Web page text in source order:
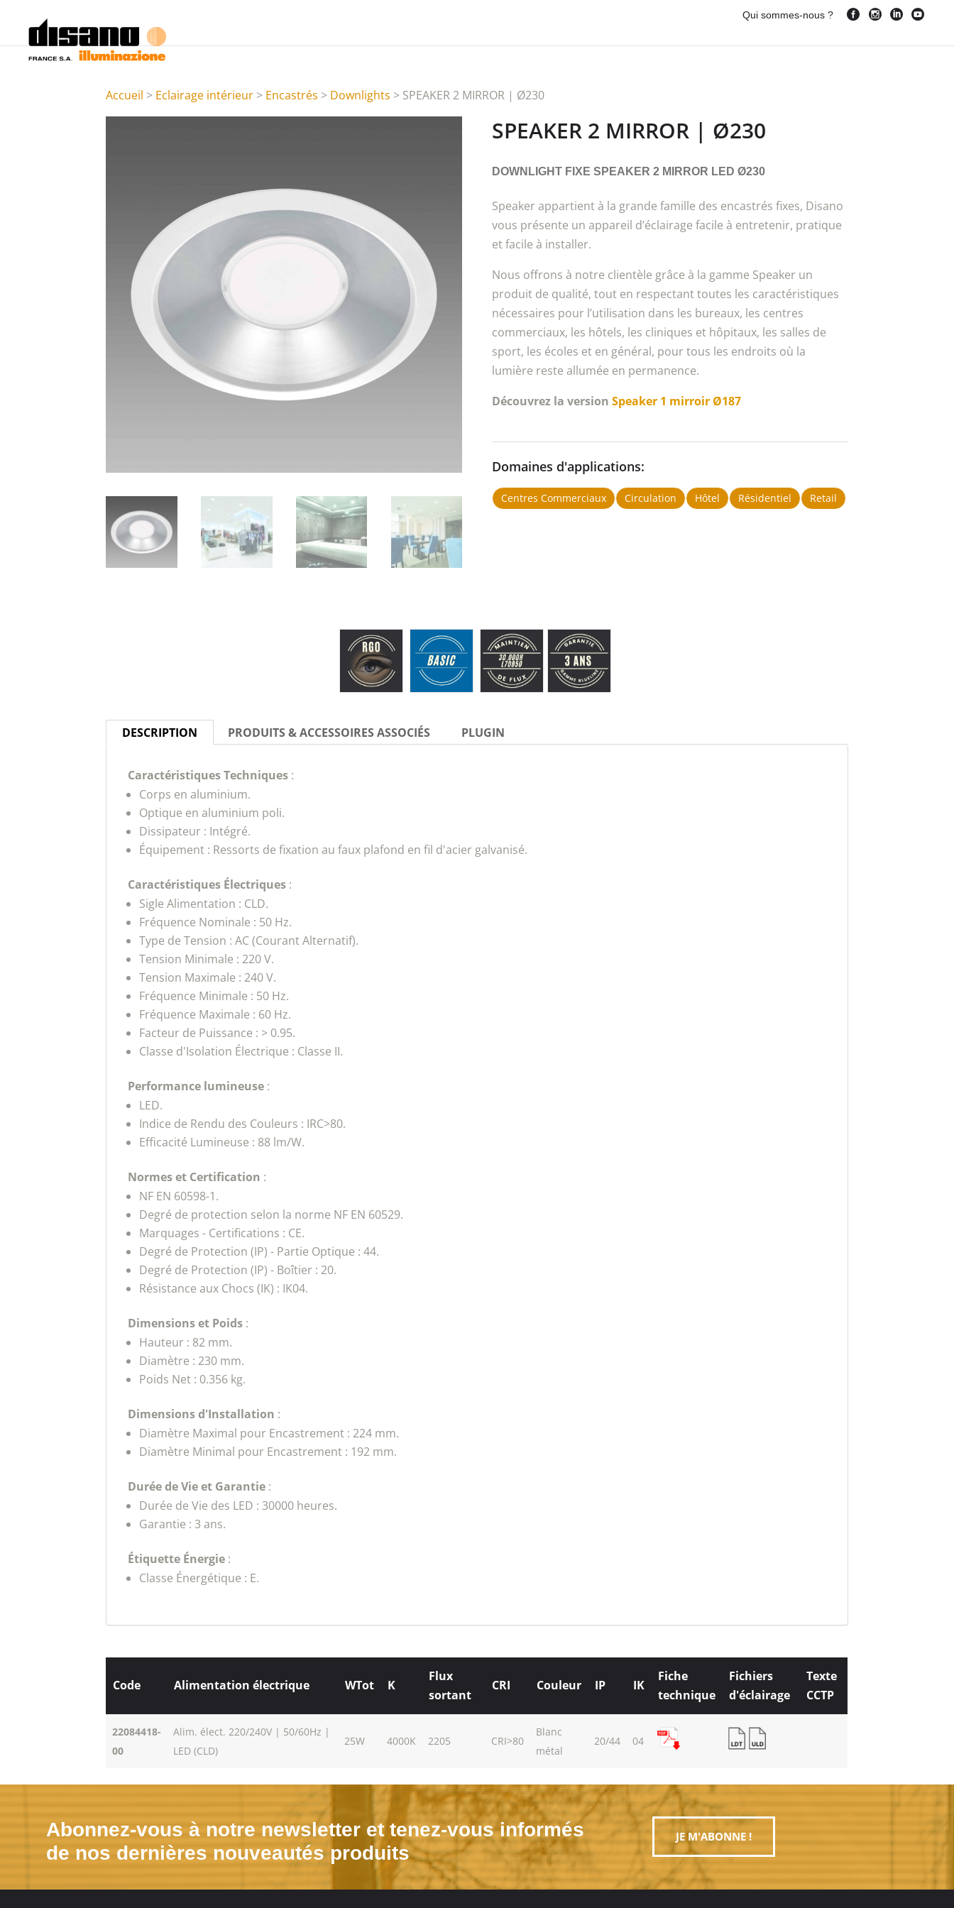
Qui sommes-nous ?
Accueil > Eclairage intérieur > Encastrés > Downlights > SPEAKER 2 MIRROR | Ø230
SPEAKER 2 MIRROR | Ø230
DOWNLIGHT FIXE SPEAKER 2 MIRROR LED Ø230
Speaker appartient à la grande famille des encastrés fixes, Disano
vous présente un appareil d’éclairage facile à entretenir, pratique
et facile à installer.
Nous offrons à notre clientèle grâce à la gamme Speaker un
produit de qualité, tout en respectant toutes les caractéristiques
nécessaires pour l’utilisation dans les bureaux, les centres
commerciaux, les hôtels, les cliniques et hôpitaux, les salles de
sport, les écoles et en général, pour tous les endroits où la
lumière reste allumée en permanence.
Découvrez la version Speaker 1 mirroir Ø187
Domaines d'applications:
Centres Commerciaux Circulation Hôtel Résidentiel Retail
DESCRIPTION PRODUITS & ACCESSOIRES ASSOCIÉS PLUGIN
Caractéristiques Techniques :
Corps en aluminium.
Optique en aluminium poli.
Dissipateur : Intégré.
Équipement : Ressorts de fixation au faux plafond en fil d'acier galvanisé.
Caractéristiques Électriques :
Sigle Alimentation : CLD.
Fréquence Nominale : 50 Hz.
Type de Tension : AC (Courant Alternatif).
Tension Minimale : 220 V.
Tension Maximale : 240 V.
Fréquence Minimale : 50 Hz.
Fréquence Maximale : 60 Hz.
Facteur de Puissance : > 0.95.
Classe d'Isolation Électrique : Classe II.
Performance lumineuse :
LED.
Indice de Rendu des Couleurs : IRC>80.
Efficacité Lumineuse : 88 lm/W.
Normes et Certification :
NF EN 60598-1.
Degré de protection selon la norme NF EN 60529.
Marquages - Certifications : CE.
Degré de Protection (IP) - Partie Optique : 44.
Degré de Protection (IP) - Boîtier : 20.
Résistance aux Chocs (IK) : IK04.
Dimensions et Poids :
Hauteur : 82 mm.
Diamètre : 230 mm.
Poids Net : 0.356 kg.
Dimensions d'Installation :
Diamètre Maximal pour Encastrement : 224 mm.
Diamètre Minimal pour Encastrement : 192 mm.
Durée de Vie et Garantie :
Durée de Vie des LED : 30000 heures.
Garantie : 3 ans.
Étiquette Énergie :
Classe Énergétique : E.
Code Alimentation électrique WTot K
Flux
sortant
CRI Couleur IP IK
Fiche
technique
Fichiers
d'éclairage
Texte
CCTP
22084418-
00
Alim. élect. 220/240V | 50/60Hz |
LED (CLD)
25W 4000K 2205 CRI>80
Blanc
métal
20/44 04
Abonnez-vous à notre newsletter et tenez-vous informés
de nos dernières nouveautés produits
JE M'ABONNE !